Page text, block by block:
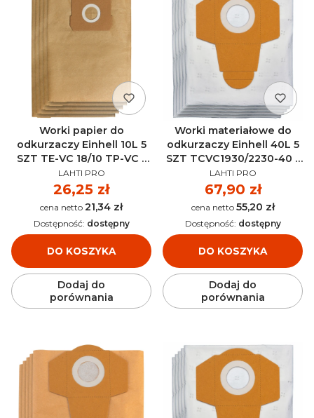
Worki papier do
odkurzaczy Einhell 10L 5
SZT TE-VC 18/10 TP-VC -
2351260
PRODUCENT
LAHTI PRO
Cena
26,25 zł
Cena 21,34 zł
DO KOSZYKA
Dostępność: dostępny
Dodaj do
porównania
Worki materiałowe do
odkurzaczy Einhell 40L 5
SZT TCVC1930/2230-40 -
2351195
PRODUCENT
LAHTI PRO
Cena
67,90 zł
Cena 55,20 zł
DO KOSZYKA
Dostępność: dostępny
Dodaj do
porównania